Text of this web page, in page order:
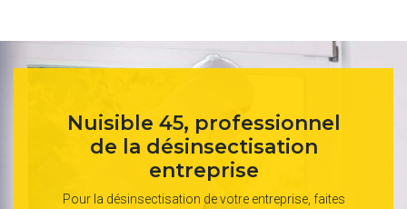
Nuisible 45, professionnel
de la désinsectisation
entreprise
Pour la désinsectisation de votre entreprise, faites